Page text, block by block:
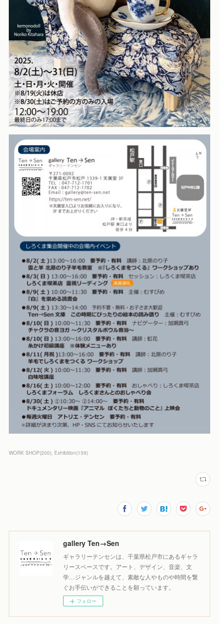
WORK SHOP(200) Exhibition(159)
gallery Ten→Sen
ギャラリーテンセンは、千葉県松戸市にあるギャラ
リースペースです。アート、デザイン、音楽、文
学…ジャンルを越えて、素敵な人やものや時間を繋
ぐお手伝いができることを願っています。
フォロー